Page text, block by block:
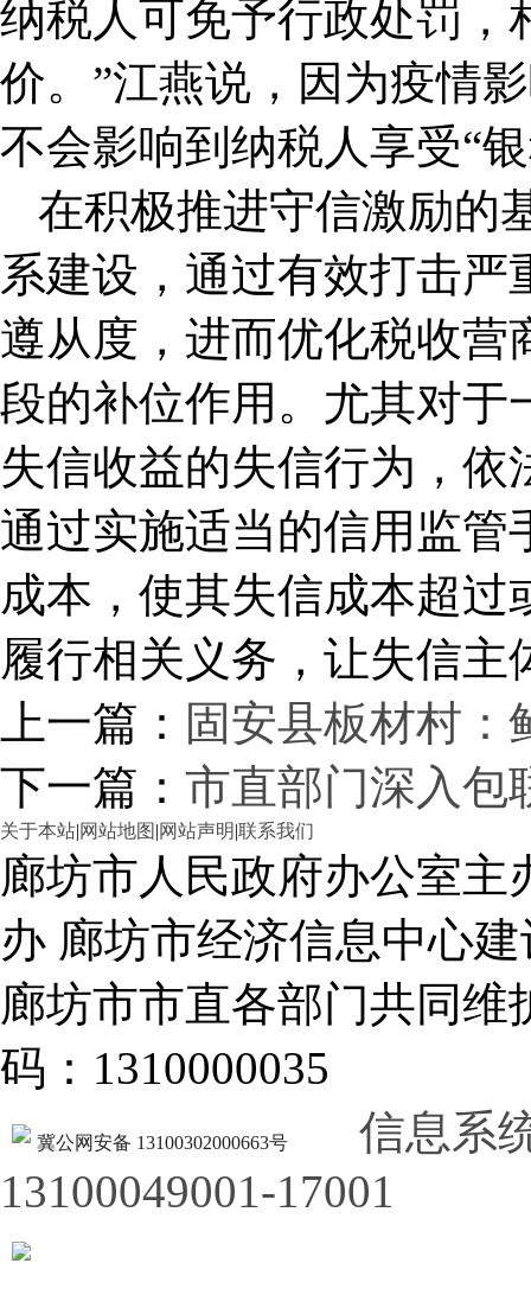
纳税人可免予行政处罚，
价。”江燕说，因为疫情
不会影响到纳税人享受“
在积极推进守信激励的
系建设，通过有效打击
遵从度，进而优化税收营
段的补位作用。尤其对于
失信收益的失信行为，
通过实施适当的信用监管
成本，使其失信成本超
履行相关义务，让失信
上一篇： 固安县板材村：
下一篇： 市直部门深入包
关于本站|网站地图 |网站声明|联系我们
廊坊市人民政府办公室
办 廊坊市经济信息中心建
廊坊市市直各部门共同
码：1310000035
冀公网安备 13100302000663号
信息系
13100049001-17001